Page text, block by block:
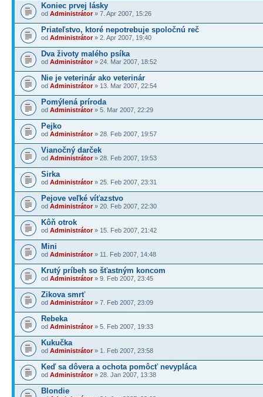
Koniec prvej lásky
od Administrátor» 7. Apr 2007, 15:26
Priateľstvo, ktoré nepotrebuje spoločnú reč
od Administrátor» 2. Apr 2007, 19:40
Dva životy malého psíka
od Administrátor» 24. Mar 2007, 18:52
Nie je veterinár ako veterinár
od Administrátor» 13. Mar 2007, 22:54
Pomýlená príroda
od Administrátor» 5. Mar 2007, 22:29
Pejko
od Administrátor» 28. Feb 2007, 19:57
Vianočný darček
od Administrátor» 28. Feb 2007, 19:53
Sirka
od Administrátor» 25. Feb 2007, 23:31
Pejove veľké víťazstvo
od Administrátor» 20. Feb 2007, 22:30
Kôň otrok
od Administrátor» 15. Feb 2007, 21:42
Mini
od Administrátor» 11. Feb 2007, 14:48
Krutý príbeh so šťastným koncom
od Administrátor» 9. Feb 2007, 23:45
Zikova smrť
od Administrátor» 7. Feb 2007, 23:09
Rebeka
od Administrátor» 5. Feb 2007, 19:33
Kukučka
od Administrátor» 1. Feb 2007, 23:58
Keď sa dôvera a ochota pomôcť nevypláca
od Administrátor» 28. Jan 2007, 13:38
Blondie